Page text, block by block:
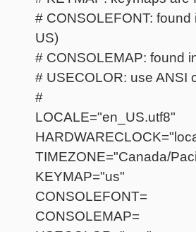
# CONSOLEFONT:
US)
# CONSOLEMAP: found
# USECOLOR: use ANSI
#
LOCALE="en_US.utf8"
TIMEZONE="Canada/
KEYMAP="us"
CONSOLEFONT=
CONSOLEMAP=